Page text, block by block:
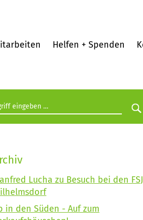
Helfen + Spenden
eingeben
Lucha zu Besuch bei den
in den Süden - Auf zum